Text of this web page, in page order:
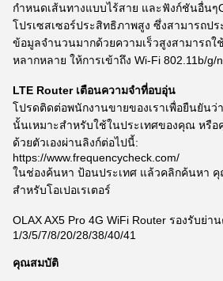
กำหนดเส้นทางแบบไร้สาย และฟังก์ชันอื่นๆ
โปรเซสเซอร์ประสิทธิภาพสูง ซึ่งสามารถป
ข้อมูลจำนวนมากด้วยความเร็วสูงสามารถใ
หลากหลาย ให้การเข้าถึง Wi-Fi 802.11b/g/n
LTE Router เตือนความจำที่อบอุ่น
โปรดติดต่อพนักงานขายของเราเพื่อยืนยัน
นั้นเหมาะสำหรับใช้ในประเทศของคุณ หรื
ด้วยตัวเองผ่านลิงก์ต่อไปนี้:
https://www.frequencycheck.com/
ในช่องค้นหา ป้อนประเทศ แล้วคลิกค้นหา
สำหรับโอเปอเรเตอร์
OLAX AX5 Pro 4G WiFi Router รองรับย่า
1/3/5/7/8/20/28/38/40/41
คุณสมบัติ